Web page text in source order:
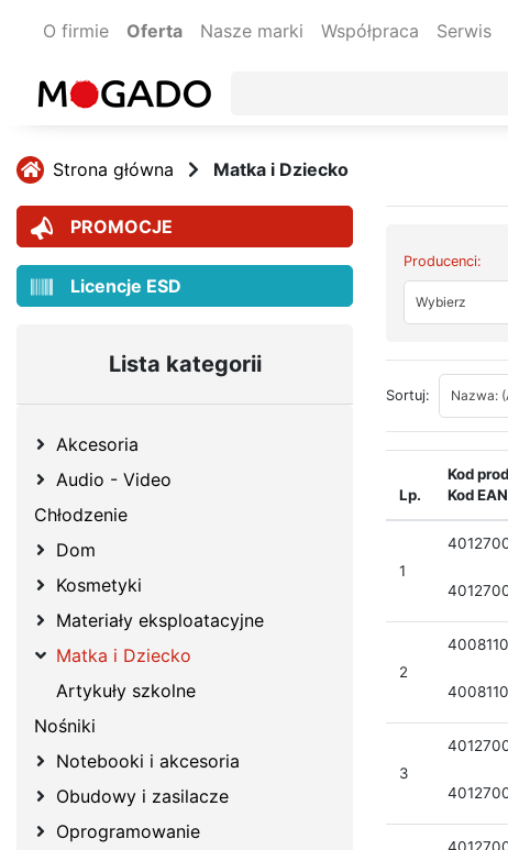
O firmie Oferta Nasze marki Współpraca Serwis
Strona główna Matka i Dziecko
PROMOCJE
Licencje ESD
Lista kategorii
Akcesoria
Audio - Video
Chłodzenie
Dom
Kosmetyki
Materiały eksploatacyjne
Matka i Dziecko
Artykuły szkolne
Nośniki
Notebooki i akcesoria
Obudowy i zasilacze
Oprogramowanie
Producenci:
Wybierz
Sortuj: Nazwa:
Lp.
Kod
Kod EAN
1
2
3